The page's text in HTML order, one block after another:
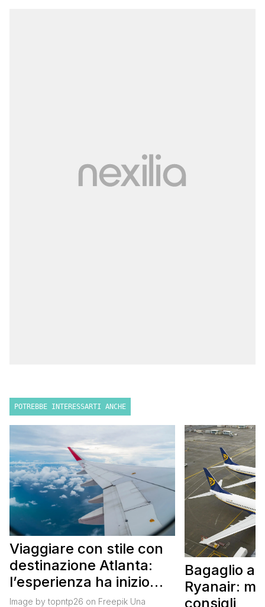
POTREBBE INTERESSARTI ANCHE
Viaggiare con stile con
destinazione Atlanta:
l’esperienza ha inizio
con un volo Air France
Image by topntp26 on Freepik Una
Bagaglio a
Ryanair:
consigli